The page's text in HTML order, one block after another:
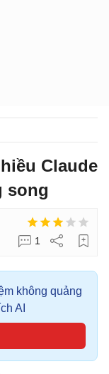
Claude
song
1
không quảng
AI